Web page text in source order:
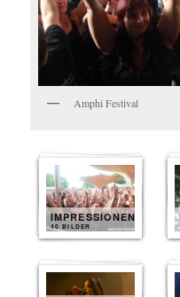
Amphi Festival
IMPRESSIONEN
40 BILDER